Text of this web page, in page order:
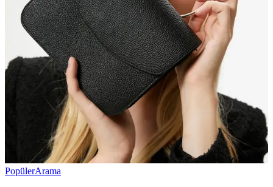
PopülerArama